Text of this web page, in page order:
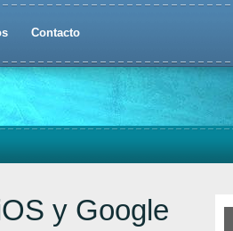
Contacto
y Google